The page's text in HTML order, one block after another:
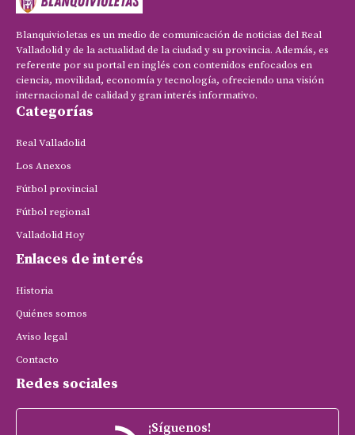
Blanquivioletas es un medio de comunicación de noticias del Real
Valladolid y de la actualidad de la ciudad y su provincia. Además, es
referente por su portal en inglés con contenidos enfocados en
ciencia, movilidad, economía y tecnología, ofreciendo una visión
internacional de calidad y gran interés informativo.
Categorías
Real Valladolid
Los Anexos
Fútbol provincial
Fútbol regional
Valladolid Hoy
Enlaces de interés
Historia
Quiénes somos
Aviso legal
Contacto
Redes sociales
¡Síguenos!